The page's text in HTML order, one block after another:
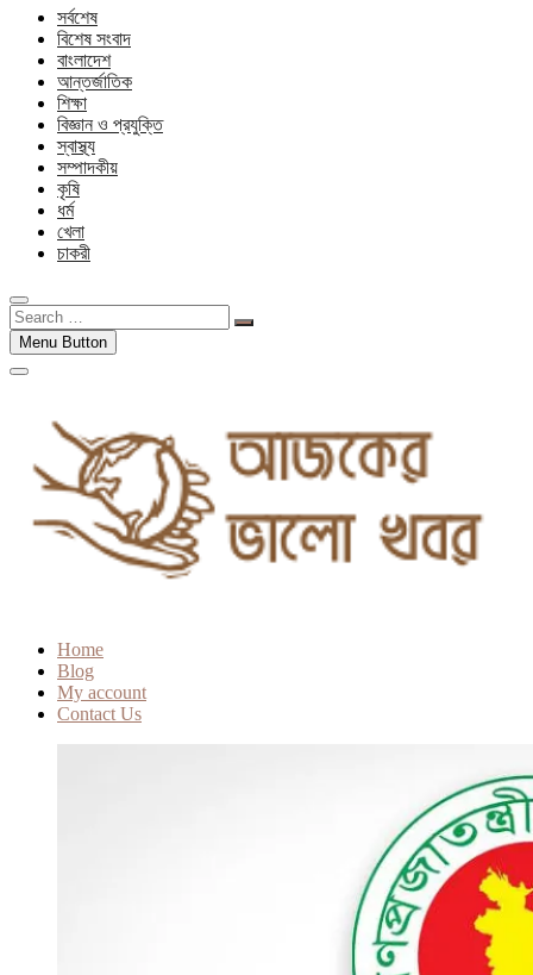
সর্বশেষ
বিশেষ সংবাদ
বাংলাদেশ
আন্তর্জাতিক
শিক্ষা
বিজ্ঞান ও প্রযুক্তি
স্বাস্থ্য
সম্পাদকীয়
কৃষি
ধর্ম
খেলা
চাকরী
Search
…Menu Button
Home
Blog
My account
Contact Us